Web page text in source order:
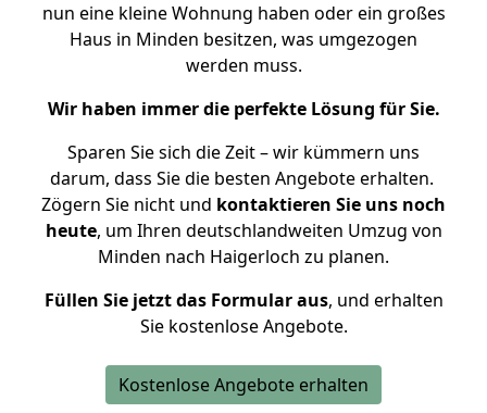
nun eine kleine Wohnung haben oder ein großes
Haus in Minden besitzen, was umgezogen
werden muss.
Wir haben immer die perfekte Lösung für Sie.
Sparen Sie sich die Zeit – wir kümmern uns
darum, dass Sie die besten Angebote erhalten.
Zögern Sie nicht und kontaktieren Sie uns noch
heute, um Ihren deutschlandweiten Umzug von
Minden nach Haigerloch zu planen.
Füllen Sie jetzt das Formular aus, und erhalten
Sie kostenlose Angebote.
Kostenlose Angebote erhalten